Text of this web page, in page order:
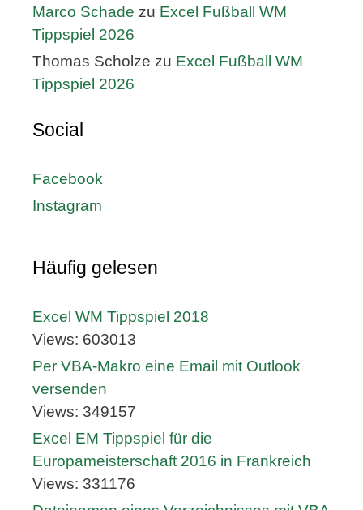
Marco Schade zu Excel Fußball WM
Tippspiel 2026
Thomas Scholze zu Excel Fußball WM
Tippspiel 2026
Social
Facebook
Instagram
Häufig gelesen
Excel WM Tippspiel 2018
Views: 603013
Per VBA-Makro eine Email mit Outlook
versenden
Views: 349157
Excel EM Tippspiel für die
Europameisterschaft 2016 in Frankreich
Views: 331176